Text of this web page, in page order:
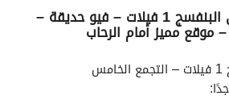
والمؤشرات رهن عقاري
شقة 230م للبيع في البنفسج 1 فيلات – فيو حديقة –
مميز أمام الرحاب